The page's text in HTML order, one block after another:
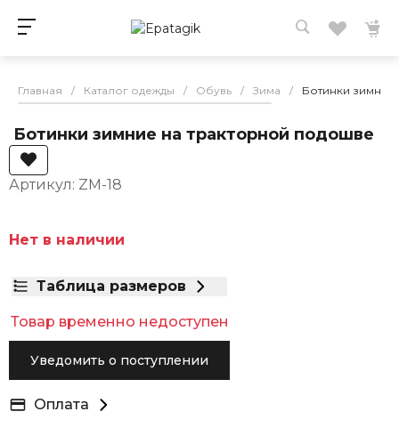
Главная / Каталог одежды / Обувь / Зима / Ботинки
Ботинки зимние на тракторной подошве
Артикул: ZM-18
Нет в наличии
Таблица размеров
Товар временно недоступен
Уведомить о поступлении
Оплата